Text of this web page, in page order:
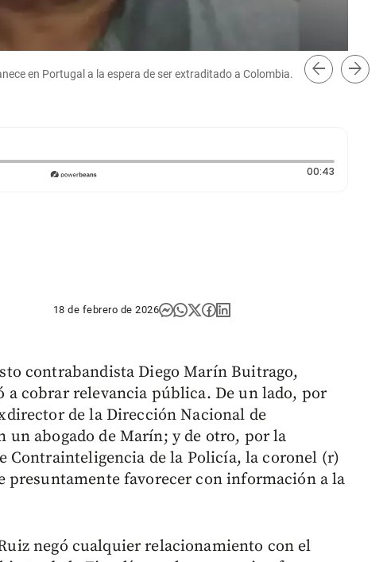
arrow_back
en Portugal a la espera de ser extraditado a Colombia.
arrow_forward
00:43Duración:
18 de febrero de 2026
contrabandista Diego Marín Buitrago,
a cobrar relevancia pública. De un lado, por
de la Dirección Nacional de
un abogado de Marín; y de otro, por la
Contrainteligencia de la Policía, la coronel (r)
presuntamente favorecer con información a la
negó cualquier relacionamiento con el